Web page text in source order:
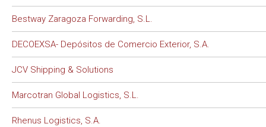
Bestway Zaragoza Forwarding, S.L.
DECOEXSA- Depósitos de Comercio Exterior, S.A.
JCV Shipping & Solutions
Marcotran Global Logistics, S.L.
Rhenus Logistics, S.A.